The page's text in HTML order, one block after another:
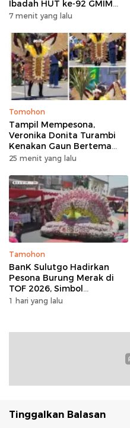
Ibadah HUT ke-92 GMIM
Syalom Molas: Ajakan
Pembangunan
7 menit yang lalu
Tomohon
Tampil Mempesona,
Veronika Donita Turambi
Kenakan Gaun Bertema
Manguni di TOF 2026
25 menit yang lalu
Tamohon
BanK Sulutgo Hadirkan
Pesona Burung Merak di
TOF 2026, Simbol
Keagungan Dan
1 hari yang lalu
Tinggalkan Balasan